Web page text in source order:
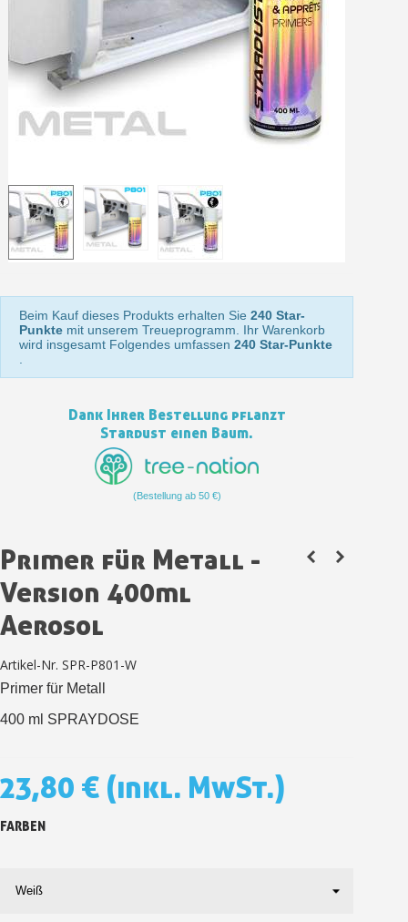
Ihr Online-Angebot
Teilen Sie Ihre Kreationen
Sammeln Sie mit jeder
Rücksendung von
Rabatt von 5€ auf
Zahlung in 4x gebührenfrei
Rabatt von 5€ auf
10€ Einkaufsgutschein
Beim Kauf dieses Produkts erhalten Sie 240 Star-
Punkte mit unserem Treueprogramm. Ihr Warenkorb
wird insgesamt Folgendes umfassen 240 Star-Punkte
Dank Ihrer Bestellung pflanzt
Stardust einen Baum.
(Bestellung ab 50 €)
Primer für Metall -
Version 400ml
Aerosol
Artikel-Nr. SPR-P801-W
Primer für Metall
400 ml SPRAYDOSE
23,80 € (inkl. MwSt.)
FARBEN